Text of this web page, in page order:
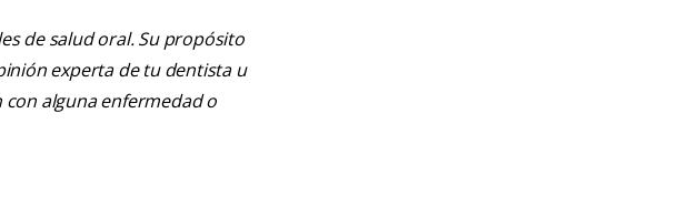
de salud oral. Su propósito
experta de tu dentista u
alguna enfermedad o